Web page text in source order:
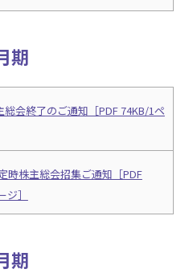
期
総会終了のご通知［PDF 74KB/1ペ
時株主総会招集ご通知［PDF
］
期